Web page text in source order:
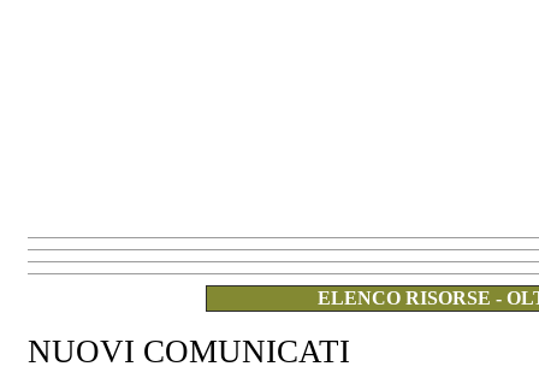
ELENCO RISORSE -
NUOVI COMUNICATI